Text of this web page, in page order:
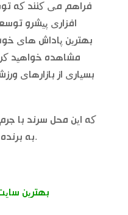
فراهم می کنند که
افزاری پیشرو
بهترین پاداش های
مشاهده خواهید
بسیاری از بازارهای
که این محل سرند با
به برنده شدن به طور منظم می شود.
بهترین